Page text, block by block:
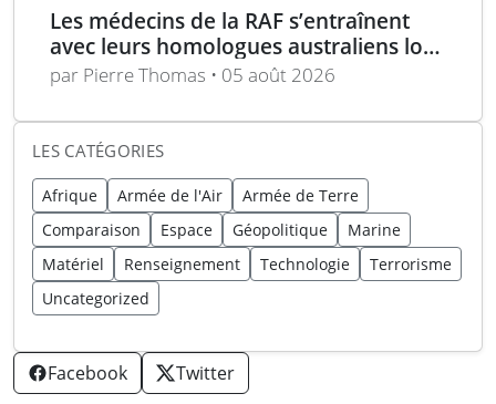
Les médecins de la RAF s’entraînent
avec leurs homologues australiens lors
de l’exercice Pitch Black
par Pierre Thomas • 05 août 2026
LES CATÉGORIES
Afrique Armée de l'Air
Armée de Terre
Comparaison
Espace Géopolitique
Marine
Matériel
Renseignement Technologie
Terrorisme
Uncategorized
Facebook Twitter